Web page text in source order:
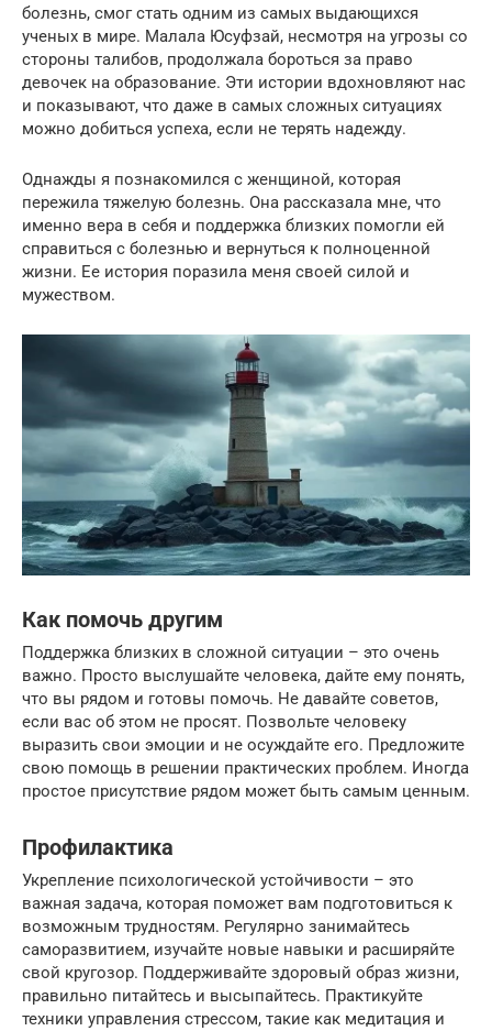
болезнь, смог стать одним из самых выдающихся
ученых в мире. Малала Юсуфзай, несмотря на угрозы со
стороны талибов, продолжала бороться за право
девочек на образование. Эти истории вдохновляют нас
и показывают, что даже в самых сложных ситуациях
можно добиться успеха, если не терять надежду.
Однажды я познакомился с женщиной, которая
пережила тяжелую болезнь. Она рассказала мне, что
именно вера в себя и поддержка близких помогли ей
справиться с болезнью и вернуться к полноценной
жизни. Ее история поразила меня своей силой и
мужеством.
Как помочь другим
Поддержка близких в сложной ситуации – это очень
важно. Просто выслушайте человека, дайте ему понять,
что вы рядом и готовы помочь. Не давайте советов,
если вас об этом не просят. Позвольте человеку
выразить свои эмоции и не осуждайте его. Предложите
свою помощь в решении практических проблем. Иногда
простое присутствие рядом может быть самым ценным.
Профилактика
Укрепление психологической устойчивости – это
важная задача, которая поможет вам подготовиться к
возможным трудностям. Регулярно занимайтесь
саморазвитием, изучайте новые навыки и расширяйте
свой кругозор. Поддерживайте здоровый образ жизни,
правильно питайтесь и высыпайтесь. Практикуйте
техники управления стрессом, такие как медитация и